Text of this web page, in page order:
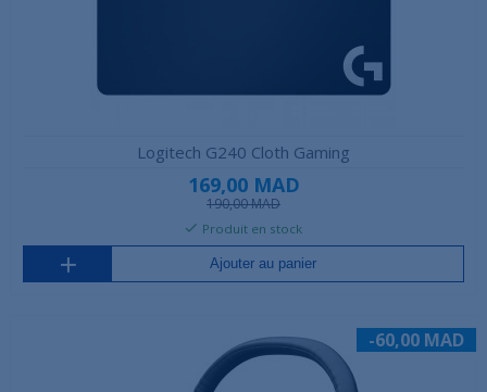
Logitech G240 Cloth Gaming
169,00 MAD
190,00 MAD
Produit en stock
Ajouter au panier
-60,00 MAD